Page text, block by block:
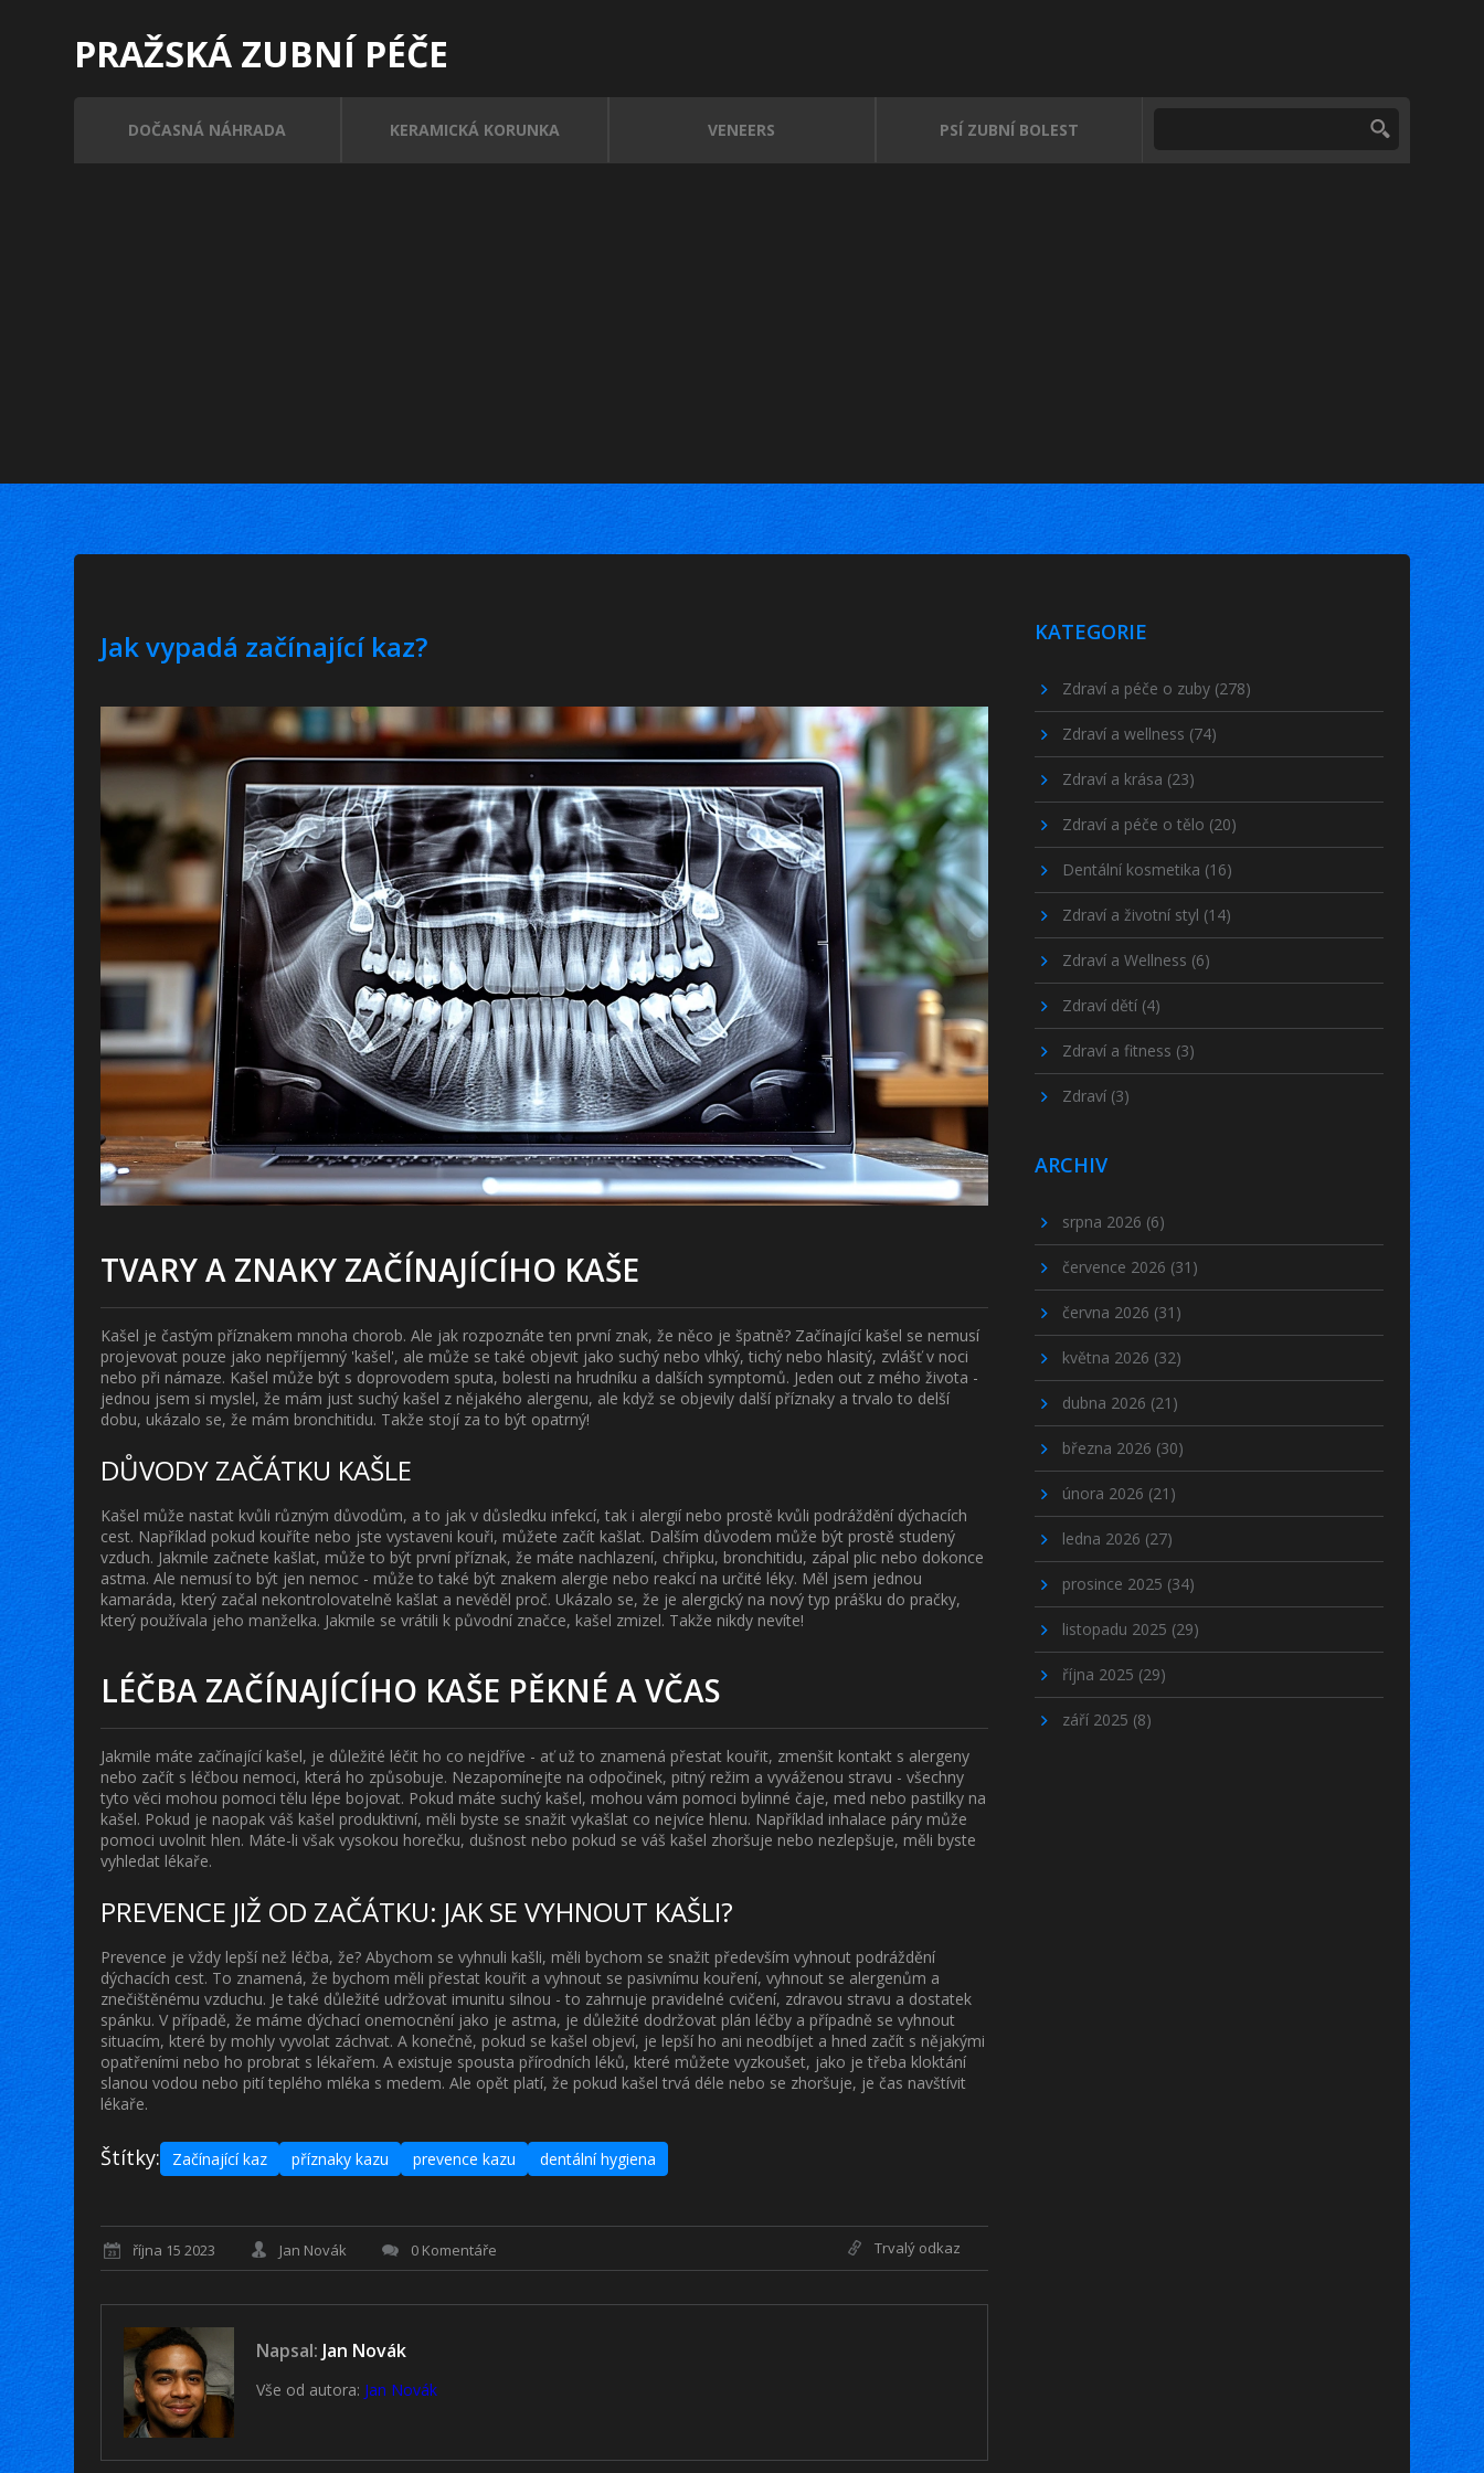
PRAŽSKÁ ZUBNÍ PÉČE
DOČASNÁ NÁHRADA KERAMICKÁ KORUNKA VENEERS PSÍ ZUBNÍ BOLEST
Jak vypadá začínající kaz?
TVARY A ZNAKY ZAČÍNAJÍCÍHO KAŠE
Kašel je častým příznakem mnoha chorob. Ale jak rozpoznáte ten první znak, že něco je špatně? Začínající kašel se nemusí
projevovat pouze jako nepříjemný 'kašel', ale může se také objevit jako suchý nebo vlhký, tichý nebo hlasitý, zvlášť v noci
nebo při námaze. Kašel může být s doprovodem sputa, bolesti na hrudníku a dalších symptomů. Jeden out z mého života -
jednou jsem si myslel, že mám just suchý kašel z nějakého alergenu, ale když se objevily další příznaky a trvalo to delší
dobu, ukázalo se, že mám bronchitidu. Takže stojí za to být opatrný!
DŮVODY ZAČÁTKU KAŠLE
Kašel může nastat kvůli různým důvodům, a to jak v důsledku infekcí, tak i alergií nebo prostě kvůli podráždění dýchacích
cest. Například pokud kouříte nebo jste vystaveni kouři, můžete začít kašlat. Dalším důvodem může být prostě studený
vzduch. Jakmile začnete kašlat, může to být první příznak, že máte nachlazení, chřipku, bronchitidu, zápal plic nebo dokonce
astma. Ale nemusí to být jen nemoc - může to také být znakem alergie nebo reakcí na určité léky. Měl jsem jednou
kamaráda, který začal nekontrolovatelně kašlat a nevěděl proč. Ukázalo se, že je alergický na nový typ prášku do pračky,
který používala jeho manželka. Jakmile se vrátili k původní značce, kašel zmizel. Takže nikdy nevíte!
LÉČBA ZAČÍNAJÍCÍHO KAŠE PĚKNÉ A VČAS
Jakmile máte začínající kašel, je důležité léčit ho co nejdříve - ať už to znamená přestat kouřit, zmenšit kontakt s alergeny
nebo začít s léčbou nemoci, která ho způsobuje. Nezapomínejte na odpočinek, pitný režim a vyváženou stravu - všechny
tyto věci mohou pomoci tělu lépe bojovat. Pokud máte suchý kašel, mohou vám pomoci bylinné čaje, med nebo pastilky na
kašel. Pokud je naopak váš kašel produktivní, měli byste se snažit vykašlat co nejvíce hlenu. Například inhalace páry může
pomoci uvolnit hlen. Máte-li však vysokou horečku, dušnost nebo pokud se váš kašel zhoršuje nebo nezlepšuje, měli byste
vyhledat lékaře.
PREVENCE JIŽ OD ZAČÁTKU: JAK SE VYHNOUT KAŠLI?
Prevence je vždy lepší než léčba, že? Abychom se vyhnuli kašli, měli bychom se snažit především vyhnout podráždění
dýchacích cest. To znamená, že bychom měli přestat kouřit a vyhnout se pasivnímu kouření, vyhnout se alergenům a
znečištěnému vzduchu. Je také důležité udržovat imunitu silnou - to zahrnuje pravidelné cvičení, zdravou stravu a dostatek
spánku. V případě, že máme dýchací onemocnění jako je astma, je důležité dodržovat plán léčby a případně se vyhnout
situacím, které by mohly vyvolat záchvat. A konečně, pokud se kašel objeví, je lepší ho ani neodbíjet a hned začít s nějakými
opatřeními nebo ho probrat s lékařem. A existuje spousta přírodních léků, které můžete vyzkoušet, jako je třeba kloktání
slanou vodou nebo pití teplého mléka s medem. Ale opět platí, že pokud kašel trvá déle nebo se zhoršuje, je čas navštívit
lékaře.
Štítky: Začínající kaz příznaky kazu prevence kazu dentální hygiena
října 15 2023 Jan Novák 0 Komentáře Trvalý odkaz
Napsal:Jan Novák
Vše od autora: Jan Novák
KATEGORIE
Zdraví a péče o zuby (278)
Zdraví a wellness (74)
Zdraví a krása (23)
Zdraví a péče o tělo (20)
Dentální kosmetika (16)
Zdraví a životní styl (14)
Zdraví a Wellness (6)
Zdraví dětí (4)
Zdraví a fitness (3)
Zdraví (3)
ARCHIV
srpna 2026 (6)
července 2026 (31)
června 2026 (31)
května 2026 (32)
dubna 2026 (21)
března 2026 (30)
února 2026 (21)
ledna 2026 (27)
prosince 2025 (34)
listopadu 2025 (29)
října 2025 (29)
září 2025 (8)